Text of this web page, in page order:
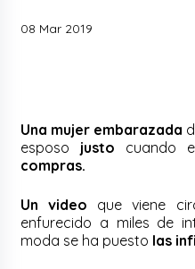
08 Mar 2019
Una mujer embarazada
esposo justo cuando
compras.
Un video que viene
enfurecido a miles de
moda se ha puesto las